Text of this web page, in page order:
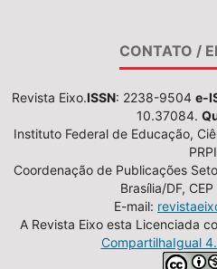
CONTATO /
Revista Eixo.ISSN: 2238-9504 e-
10.37084.
Instituto Federal de Educação,
PRPI
Coordenação de Publicações
Brasília/DF,
E-mail:
A Revista Eixo esta Licenciada
CompartilhaIgual